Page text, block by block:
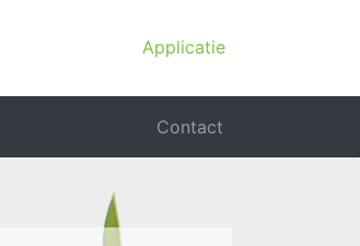
Applicatie
Contact